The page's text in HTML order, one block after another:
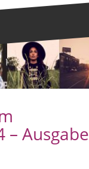
– Ausgabe